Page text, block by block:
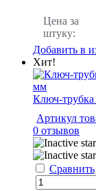
Цена за
штуку:
Добавить в
Хит!
Ключ-
Артикул
0 отзывов
Сравнить